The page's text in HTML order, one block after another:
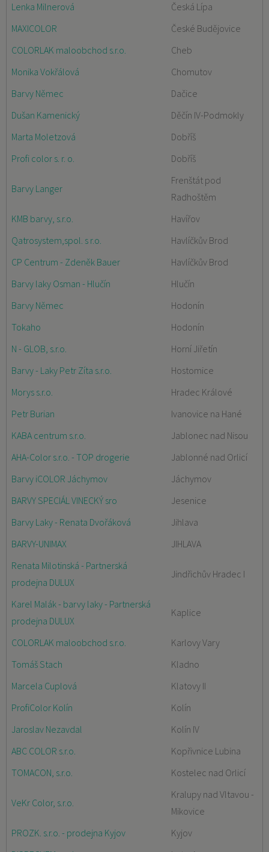
Lenka Milnerová
Česká Lípa
MAXICOLOR
České Budějovice
COLORLAK maloobchod s.r.o.
Cheb
Monika Vokřálová
Chomutov
Barvy Němec
Dačice
Dušan Kamenický
Děčín IV-Podmokly
Marta Moletzová
Dobříš
Profi color s. r. o.
Dobříš
Barvy Langer
Frenštát pod
Radhoštěm
KMB barvy, s.r.o.
Havířov
Qatrosystem,spol. s r.o.
Havlíčkův Brod
CP Centrum - Zdeněk Bauer
Havlíčkův Brod
Barvy laky Osman - Hlučín
Hlučín
Barvy Němec
Hodonín
Tokaho
Hodonín
N - GLOB, s.r.o.
Horní Jiřetín
Barvy - Laky Petr Zíta s.r.o.
Hostomice
Morys s.r.o.
Hradec Králové
Petr Burian
Ivanovice na Hané
KABA centrum s.r.o.
Jablonec nad Nisou
AHA-Color s.r.o. - TOP drogerie
Jablonné nad Orlicí
Barvy iCOLOR Jáchymov
Jáchymov
BARVY SPECIÁL VINECKÝ sro
Jesenice
Barvy Laky - Renata Dvořáková
Jihlava
BARVY-UNIMAX
JIHLAVA
Renata Milotinská - Partnerská
prodejna DULUX
Jindřichův Hradec I
Karel Malák - barvy laky - Partnerská
prodejna DULUX
Kaplice
COLORLAK maloobchod s.r.o.
Karlovy Vary
Tomáš Stach
Kladno
Marcela Cuplová
Klatovy II
ProfiColor Kolín
Kolín
Jaroslav Nezavdal
Kolín IV
ABC COLOR s.r.o.
Kopřivnice Lubina
TOMACON, s.r.o.
Kostelec nad Orlicí
VeKr Color, s.r.o.
Kralupy nad Vltavou -
Mikovice
PROZK. s.r.o. - prodejna Kyjov
Kyjov